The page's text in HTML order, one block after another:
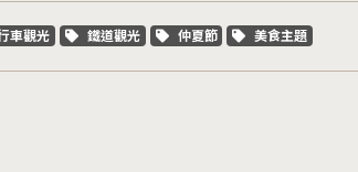
字標籤
車觀光 關鍵字標籤
鐵道觀光 關鍵字標籤
仲夏節 關鍵字標籤
美食主題